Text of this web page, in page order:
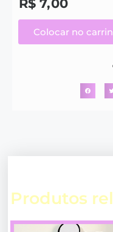
R$ 7,00
Colocar no
Produtos